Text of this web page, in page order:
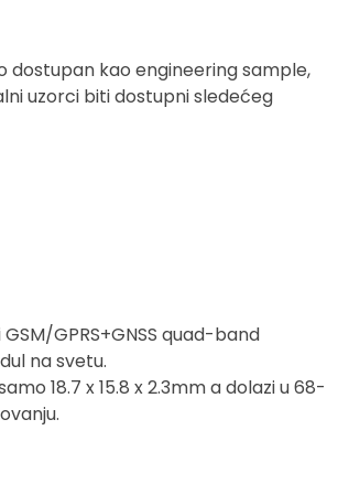
dostupan kao engineering sample,
uzorci biti dostupni sledećeg
GPRS+GNSS quad-band
na svetu.
18.7 x 15.8 x 2.3mm a dolazi u 68-